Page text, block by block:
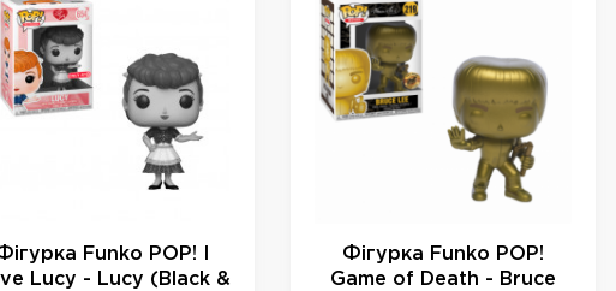
Funko POP! I
Lucy - Lucy (Black &
Фігурка Funko POP!
Game of Death - Bruce